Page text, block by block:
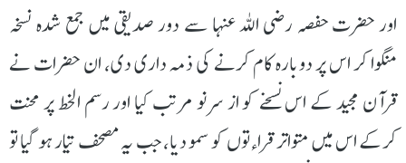
اور حضرت حفصہ رضی اللہ عنہا سے دور صدیقی میں جمع شدہ نسخہ
منگوا کر اس پر دوبارہ کام کرنے کی ذمہ داری دی، ان حضرات نے
قرآن مجید کے اس نسخے کو از سرنو مرتب کیا اور رسم الخط پر محنت
کرکے اس میں متواتر قراءتوں کو سمو دیا، جب یہ مصحف تیار ہو گیا تو